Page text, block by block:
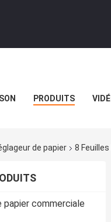
PRODUITS
de papier 8
commerciale